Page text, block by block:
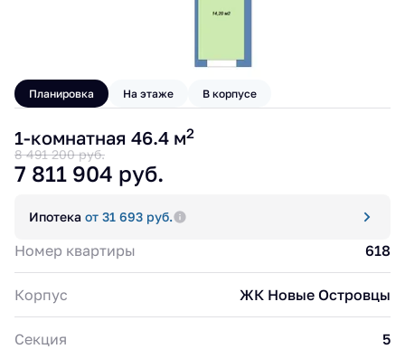
Планировка На этаже В корпусе
1-комнатная 46.4 м2
8 491 200 руб.
7 811 904 руб.
Ипотека от 31 693 руб.
Номер квартиры 618
Корпус ЖК Новые Островцы
Секция 5